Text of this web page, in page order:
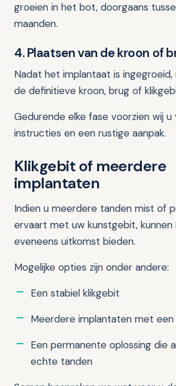
groeien in het bot, doorgaans
maanden.
4. Plaatsen van de kroon of
Nadat het implantaat is
de definitieve kroon, brug of
Gedurende elke fase voorzien wij u
instructies en een rustige aanpak.
Klikgebit of meerdere
implantaten
Indien u meerdere tanden mist of
ervaart met uw kunstgebit, kunnen
eveneens uitkomst bieden.
Mogelijke opties zijn onder andere:
Een stabiel klikgebit
Meerdere implantaten met
Een permanente oplossing die
echte tanden